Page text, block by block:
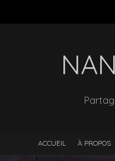
ACCUEIL À PROPOS